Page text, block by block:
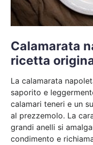
Calamarata
ricetta
La calamarata
saporito e
calamari teneri e un
al prezzemolo. La
grandi anelli si
condimento e